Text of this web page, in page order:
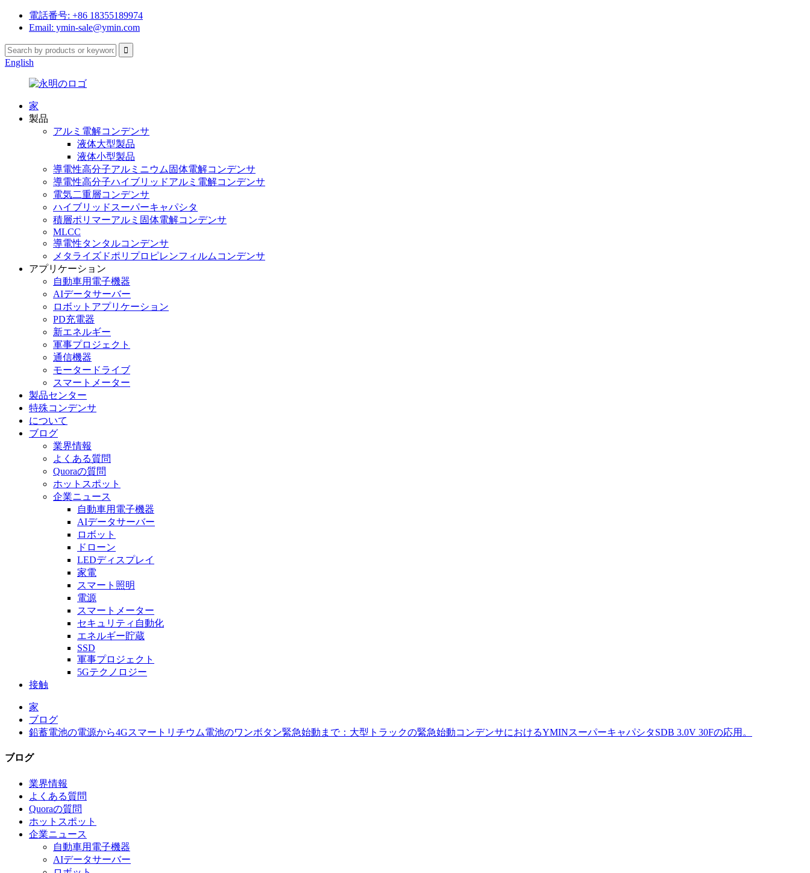
電話番号: +86 18355189974
Email: ymin-sale@ymin.com
English
家
製品
アルミ電解コンデンサ
液体大型製品
液体小型製品
導電性高分子アルミニウム固体電解コンデンサ
導電性高分子ハイブリッドアルミ電解コンデンサ
電気二重層コンデンサ
ハイブリッドスーパーキャパシタ
積層ポリマーアルミ固体電解コンデンサ
MLCC
導電性タンタルコンデンサ
メタライズドポリプロピレンフィルムコンデンサ
アプリケーション
自動車用電子機器
AIデータサーバー
ロボットアプリケーション
PD充電器
新エネルギー
軍事プロジェクト
通信機器
モータードライブ
スマートメーター
製品センター
特殊コンデンサ
について
ブログ
業界情報
よくある質問
Quoraの質問
ホットスポット
企業ニュース
自動車用電子機器
AIデータサーバー
ロボット
ドローン
LEDディスプレイ
家電
スマート照明
電源
スマートメーター
セキュリティ自動化
エネルギー貯蔵
SSD
軍事プロジェクト
5Gテクノロジー
接触
家
ブログ
鉛蓄電池の電源から4Gスマートリチウム電池のワンボタン緊急始動まで：大型トラックの緊急始動コンデンサにおけるYMINスーパーキャパシタSDB 3.0V 30Fの応用。
ブログ
業界情報
よくある質問
Quoraの質問
ホットスポット
企業ニュース
自動車用電子機器
AIデータサーバー